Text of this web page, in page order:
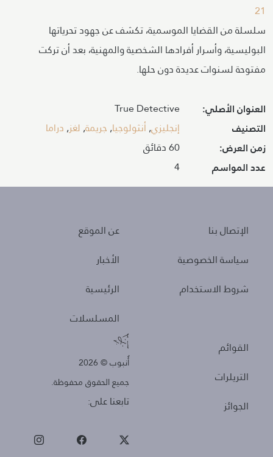
21
سلسلة من القضايا الموسمية، تكشف عن جهود تحرياتها
البوليسية، وأسرار أفرادها الشخصية والمهنية، بعد أن تركت
مفتوحة لسنوات عديدة دون حلها.
العنوان الأصلي: True Detective
التصنيف إنجليزي,أنثولوجيا,جريمة,لغز,دراما
زمن العرض: 60 دقائق
عدد المواسم 4
Policies
الإتصال بنا
سياسة الخصوصية
شروط الاستخدام
About
عن الموقع
الأخبار
الرئيسية
المسلسلات
Other
القوائم
التريلرات
الجوائز
أُنبوب © 2026
جميع الحقوق محفوظة.
تابعنا على: